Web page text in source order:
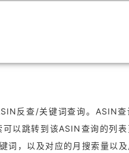
反查/关键词查询。ASIN查
可以跳转到该ASIN查询的列
词，以及对应的月搜索量以